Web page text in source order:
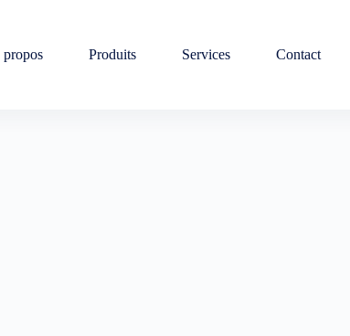
Produits Services Contact